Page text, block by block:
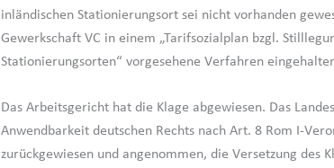
inländischen Stationierungsort sei nicht vorhanden
Gewerkschaft VC in einem „Tarifsozialplan bzgl.
Stationierungsorten“ vorgesehene Verfahren
Das Arbeitsgericht hat die Klage abgewiesen. Das
Anwendbarkeit deutschen Rechts nach Art. 8 Rom I-
zurückgewiesen und angenommen, die Versetzung des